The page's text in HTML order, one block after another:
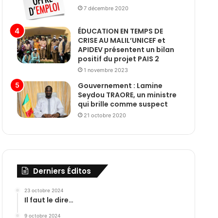
7 décembre 2020
ÉDUCATION EN TEMPS DE
CRISE AU MALIL’UNICEF et
APIDEV présentent un bilan
positif du projet PAIS 2
1 novembre 2023
Gouvernement : Lamine
Seydou TRAORE, un ministre
qui brille comme suspect
21 octobre 2020
Derniers Éditos
23 octobre 2024
Il faut le dire…
9 octobre 2024